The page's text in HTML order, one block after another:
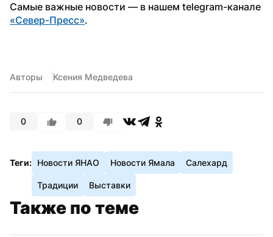
«Север-Пресс».
Авторы Ксения Медведева
0 0
Теги: Новости ЯНАО Новости Ямала Салехард
Традиции Выставки
Также по теме